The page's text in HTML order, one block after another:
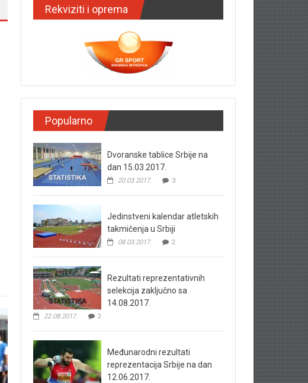
Rekviziti i oprema
Popularno
Dvoranske tablice Srbije na
dan 15.03.2017.
20.03.2017. 3
Jedinstveni kalendar atletskih
takmičenja u Srbiji
08.03.2017. 2
Rezultati reprezentativnih
selekcija zaključno sa
14.08.2017.
22.08.2017. 2
Međunarodni rezultati
reprezentacija Srbije na dan
12.06.2017.